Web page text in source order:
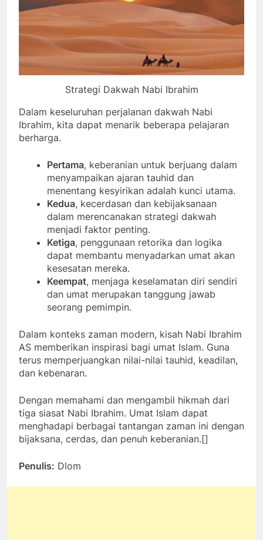
Strategi Dakwah Nabi Ibrahim
Dalam keseluruhan perjalanan dakwah Nabi
Ibrahim, kita dapat menarik beberapa pelajaran
berharga.
Pertama, keberanian untuk berjuang dalam
menyampaikan ajaran tauhid dan
menentang kesyirikan adalah kunci utama.
Kedua, kecerdasan dan kebijaksanaan
dalam merencanakan strategi dakwah
menjadi faktor penting.
Ketiga, penggunaan retorika dan logika
dapat membantu menyadarkan umat akan
kesesatan mereka.
Keempat, menjaga keselamatan diri sendiri
dan umat merupakan tanggung jawab
seorang pemimpin.
Dalam konteks zaman modern, kisah Nabi Ibrahim
AS memberikan inspirasi bagi umat Islam. Guna
terus memperjuangkan nilai-nilai tauhid, keadilan,
dan kebenaran.
Dengan memahami dan mengambil hikmah dari
tiga siasat Nabi Ibrahim. Umat Islam dapat
menghadapi berbagai tantangan zaman ini dengan
bijaksana, cerdas, dan penuh keberanian.[]
Penulis: Dlom